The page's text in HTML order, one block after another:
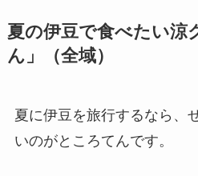
夏の伊豆で食べたい涼
ん」（全域）
夏に伊豆を旅行するなら、
いのがところてんです。